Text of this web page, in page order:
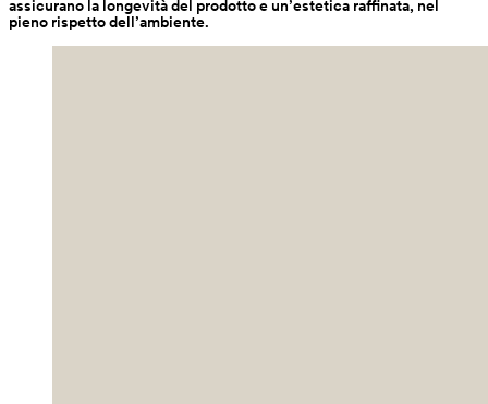
assicurano la longevità del prodotto e un’estetica raffinata, nel
pieno rispetto dell’ambiente.